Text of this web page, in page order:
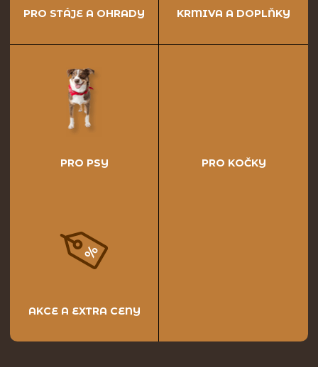
PRO STÁJE A OHRADY KRMIVA A DOPLŇKY
PRO PSY PRO KOČKY
AKCE A EXTRA CENY